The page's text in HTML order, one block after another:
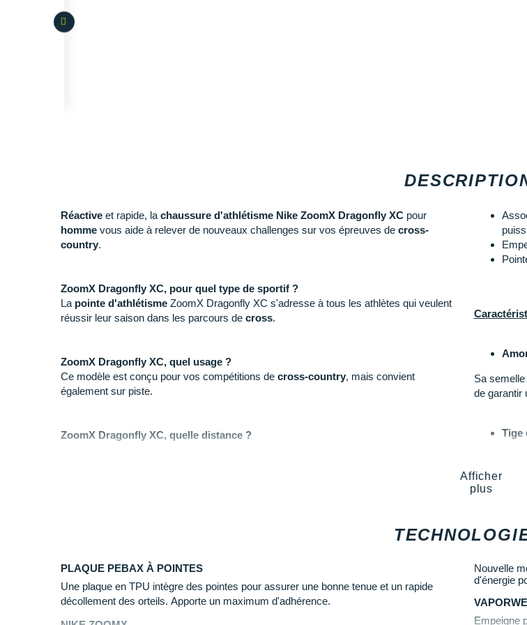
Réactive et rapide, la chaussure d'athlétisme Nike ZoomX Dragonfly XC pour
homme vous aide à relever de nouveaux challenges sur vos épreuves de cross-
country.
ZoomX Dragonfly XC, pour quel type de sportif ?
La pointe d'athlétisme ZoomX Dragonfly XC s'adresse à tous les athlètes qui veulent
réussir leur saison dans les parcours de cross.
ZoomX Dragonfly XC, quel usage ?
Ce modèle est conçu pour vos compétitions de cross-country, mais convient
également sur piste.
ZoomX Dragonfly XC, quelle distance ?
La pointe ZoomX Dragonfly XC n'a pas été fabriquée pour les compétitions sur piste,
piste n’est pas à exclure.
+La mousse est légèrement plus moelleuse et apportera plus de confort sur les terrains
accidentés.
Les zones de renforts donneront une plus grande durée de vie au produit.
Sa
de garantir
Tige
maintenant
La base
portions
12
Afficher
plus
PLAQUE PEBAX À POINTES
Une plaque en TPU intègre des pointes pour assurer une bonne tenue et un rapide
décollement des orteils. Apporte un maximum d'adhérence.
Nouvelle
d'énergie
Empeigne